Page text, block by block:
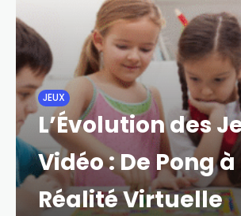
JEUX
L’Évolution des
Vidéo : De Pong
Réalité Virtuelle